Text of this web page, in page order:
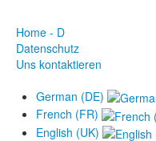
Home - D
Datenschutz
Uns kontaktieren
German (DE)
French (FR)
English (UK)